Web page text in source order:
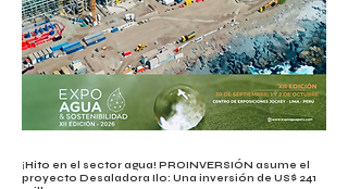
¡Hito en el sector agua! PROINVERSIÓN asume el
proyecto Desaladora Ilo: Una inversión de US$ 241